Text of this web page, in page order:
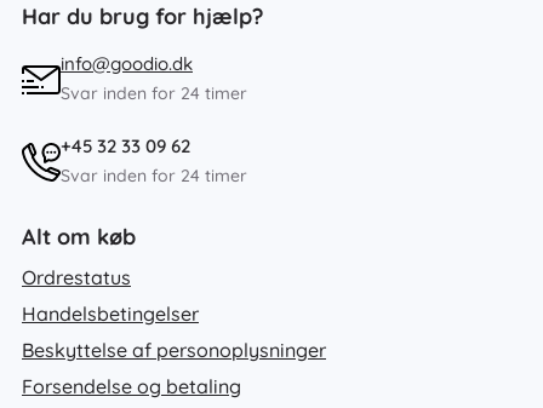
Har du brug for hjælp?
info@goodio.dk
Svar inden for 24 timer
+45 32 33 09 62
Svar inden for 24 timer
Alt om køb
Ordrestatus
Handelsbetingelser
Beskyttelse af personoplysninger
Forsendelse og betaling